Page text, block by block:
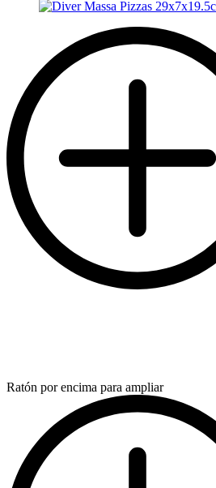
Ratón por encima para ampliar